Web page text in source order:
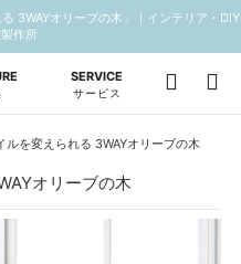
3WAYオリーブの木」｜インテリア・DIY
作所
SERVICE
サービス
ルを変えられる 3WAYオリーブの木
オリーブの木